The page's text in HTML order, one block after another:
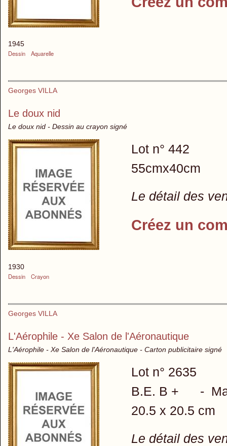
1945
Dessin
Aquarelle
Georges VILLA
Le doux nid
Le doux nid - Dessin au crayon signé
1930
Dessin
Crayon
Lot n° 442
55cmx40cm
Le détail des
Créez un
Georges VILLA
L'Aérophile - Xe Salon de l'Aéronautique
L'Aérophile - Xe Salon de l'Aéronautique - Carton publicitaire signé
Lot n° 2635
B.E. B + -
20.5 x 20.5 cm
Le détail des